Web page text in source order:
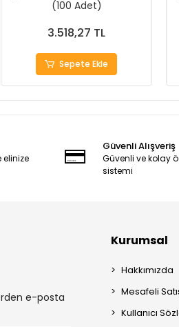
(100 Adet)
3.518,27 TL
Sepete Ekle
elinize
Güvenli Alışveriş
Güvenli ve kolay
sistemi
e-posta
Kurumsal
Hakkımızda
Mesafeli
Kullanıcı